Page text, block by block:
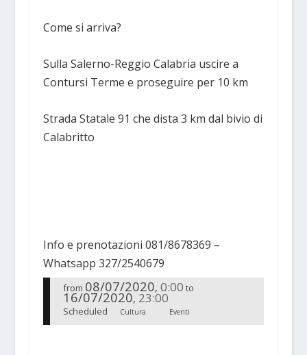
Come si arriva?
Sulla Salerno-Reggio Calabria uscire a
Contursi Terme e proseguire per 10 km
Strada Statale 91 che dista 3 km dal bivio di
Calabritto
Info e prenotazioni 081/8678369 –
Whatsapp 327/2540679
from 08/07/2020, 0:00 to
16/07/2020, 23:00
Scheduled Cultura Eventi